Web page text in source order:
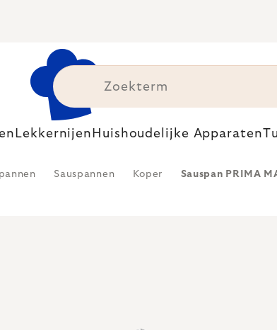
Lekkernijen Huishoudelijke Apparaten
Sauspannen Koper Sauspan PRIMA